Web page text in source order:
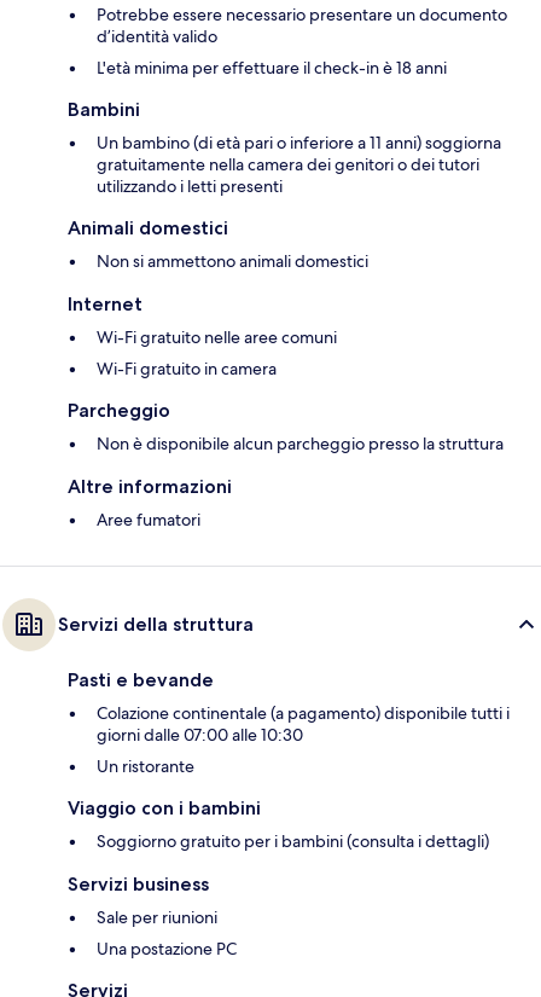
Potrebbe essere necessario presentare un documento
d’identità valido
L'età minima per effettuare il check-in è 18 anni
Bambini
Un bambino (di età pari o inferiore a 11 anni) soggiorna
gratuitamente nella camera dei genitori o dei tutori
utilizzando i letti presenti
Animali domestici
Non si ammettono animali domestici
Internet
Wi-Fi gratuito nelle aree comuni
Wi-Fi gratuito in camera
Parcheggio
Non è disponibile alcun parcheggio presso la struttura
Altre informazioni
Aree fumatori
Servizi della struttura
Pasti e bevande
Colazione continentale (a pagamento) disponibile tutti i
giorni dalle 07:00 alle 10:30
Un ristorante
Viaggio con i bambini
Soggiorno gratuito per i bambini (consulta i dettagli)
Servizi business
Sale per riunioni
Una postazione PC
Servizi